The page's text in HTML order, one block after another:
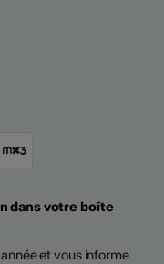
dans votre boîte
et vous informe